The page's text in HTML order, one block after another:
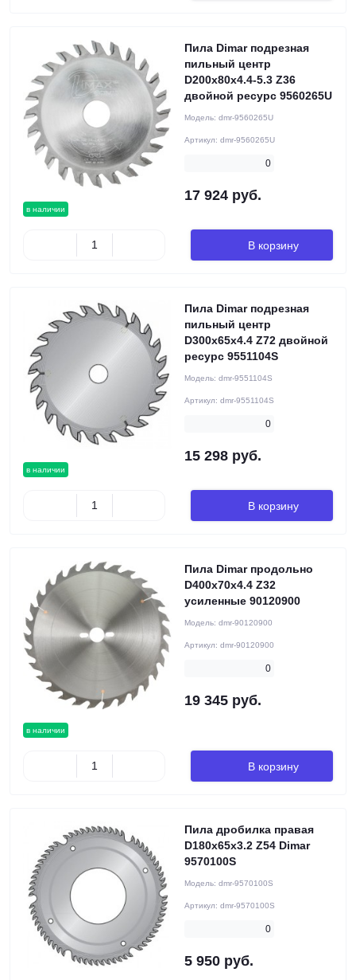
в наличии
Пила Dimar подрезная
пильный центр
D200x80x4.4-5.3 Z36
двойной ресурс 9560265U
Модель: dmr-9560265U
Артикул: dmr-9560265U
0
17 924 руб.
В корзину
в наличии
Пила Dimar подрезная
пильный центр
D300x65x4.4 Z72 двойной
ресурс 9551104S
Модель: dmr-9551104S
Артикул: dmr-9551104S
0
15 298 руб.
В корзину
в наличии
Пила Dimar продольно
D400x70x4.4 Z32
усиленные 90120900
Модель: dmr-90120900
Артикул: dmr-90120900
0
19 345 руб.
В корзину
Пила дробилка правая
D180x65x3.2 Z54 Dimar
9570100S
Модель: dmr-9570100S
Артикул: dmr-9570100S
0
5 950 руб.